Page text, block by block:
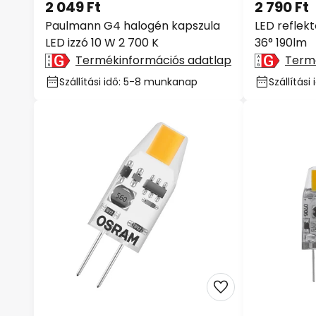
Paulmann G4 halogén kapszula
LED izzó 10 W 2 700 K
2 049 Ft
Termékinformációs adatlap
Szállítási idő: 5-8 munkanap
LED
36° 190lm
2 790 Ft
Szállítási